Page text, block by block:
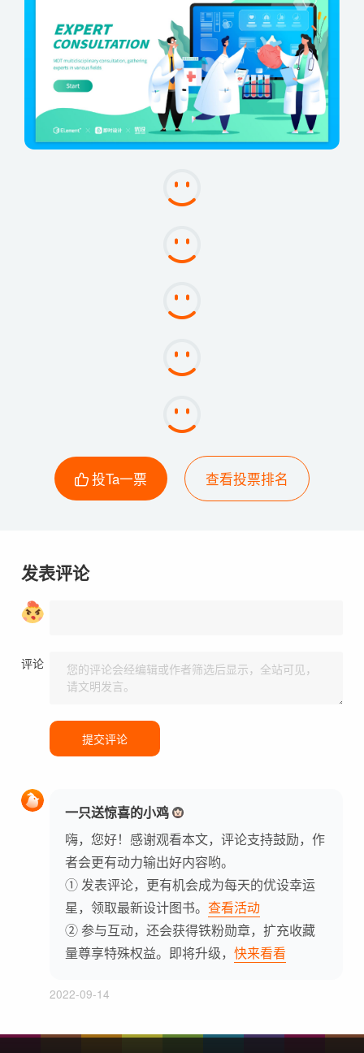
投Ta一票 查看投票排名
发表评论
评论
提交评论
一只送惊喜的小鸡
嗨，您好！感谢观看本文，评论支持鼓励，作
者会更有动力输出好内容哟。
① 发表评论，更有机会成为每天的优设幸运
星，领取最新设计图书。 查看活动
② 参与互动，还会获得铁粉勋章，扩充收藏
量尊享特殊权益。即将升级， 快来看看
2022-09-14